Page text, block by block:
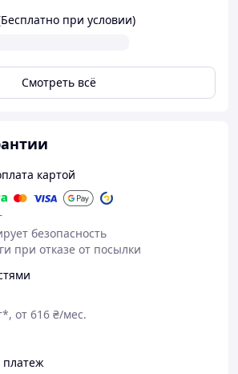
при условии)
Смотреть всё
картой
безопасность
при отказе от посылки
от 616 ₴/мес.